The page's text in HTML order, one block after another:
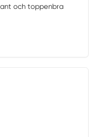
och toppenbra